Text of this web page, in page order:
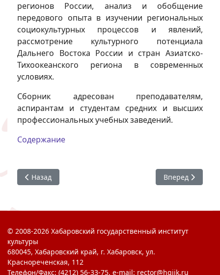
регионов России, анализ и обобщение
передового опыта в изучении региональных
социокультурных процессов и явлений,
рассмотрение культурного потенциала
Дальнего Востока России и стран Азиатско-
Тихоокеанского региона в современных
условиях.
Сборник адресован преподавателям,
аспирантам и студентам средних и высших
профессиональных учебных заведений.
Содержание
Предыдущий: История: новейшее время
Назад Следующий:
Вперед
© 2008-2026 Хабаровский государственный институт
культуры
680045, Хабаровский край, г. Хабаровск, ул.
Краснореченская, 112
Телефон/Факс: (4212) 56-33-75. e-mail: rector@hgiik.ru